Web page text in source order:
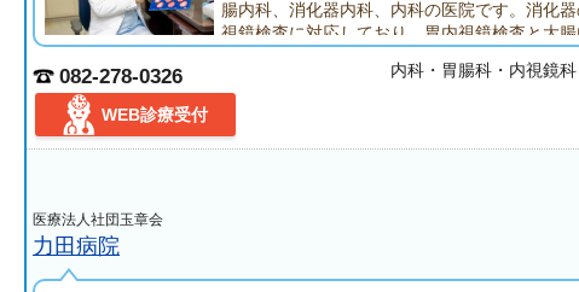
腸内科、消化器内科、内科の医院です。消化
視鏡検査に対応しており、胃内視鏡検査と大
方の検査が受けられます。その他、風邪や頭痛、生活習慣病などの内
も行っており、当日中に一部の結果が分かる血液検査や、心電図検査
ゲン検査に対応しています。
当医院は、広島電鉄宮島線「井口駅」から徒歩約5分、JR山陽本線「
徒歩約10分です。駐車場は8台分ありますので、お車でもお越しいた
082-278-0326
WEB診療受付
内科・胃腸科・内視鏡
医療法人社団玉章会
力田病院